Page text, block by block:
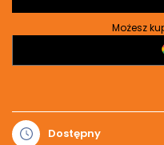
Możesz
Dostępny